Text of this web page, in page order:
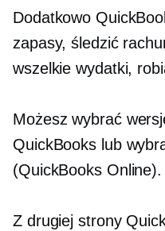
Dodatkowo
zapasy, śledzić
wszelkie wydatki,
Możesz wybrać
QuickBooks lub
(QuickBooks Online).
Z drugiej strony